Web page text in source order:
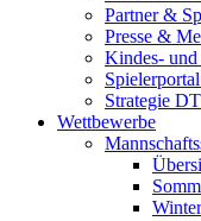
Partner &
Presse &
Kindes-
Strategie
Wettbewerbe